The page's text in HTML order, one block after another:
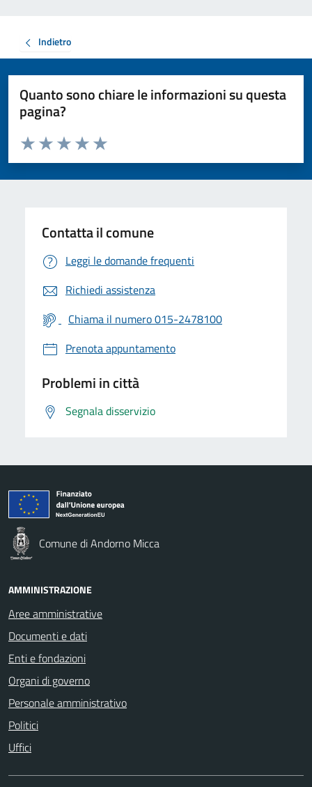
Indietro
Quanto sono chiare le informazioni su questa
pagina?
Valuta da 1 a 5 stelle la pagina
Valuta 5 stelle su 5
Valuta 4 stelle su 5
Valuta 3 stelle su 5
Valuta 2 stelle su 5
Valuta 1 stelle su 5
Contatta il comune
Leggi le domande frequenti
Richiedi assistenza
Chiama il numero 015-2478100
Prenota appuntamento
Problemi in città
Segnala disservizio
Comune di Andorno Micca
AMMINISTRAZIONE
Aree amministrative
Documenti e dati
Enti e fondazioni
Organi di governo
Personale amministrativo
Politici
Uffici